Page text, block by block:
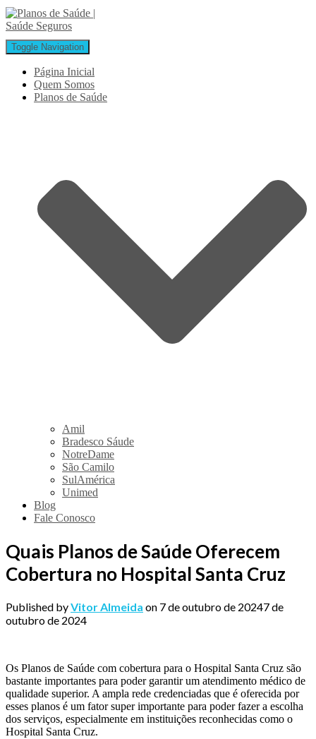
Toggle Navigation
Página Inicial
Quem Somos
Planos de Saúde
Amil
Bradesco Sáude
NotreDame
São Camilo
SulAmérica
Unimed
Blog
Fale Conosco
Quais Planos de Saúde Oferecem
Cobertura no Hospital Santa Cruz
Published byVitor Almeida on 7 de outubro de 20247 de
outubro de 2024
Os Planos de Saúde com cobertura para o Hospital Santa Cruz são
bastante importantes para poder garantir um atendimento médico de
qualidade superior. A ampla rede credenciadas que é oferecida por
esses planos é um fator super importante para poder fazer a escolha
dos serviços, especialmente em instituições reconhecidas como o
Hospital Santa Cruz.